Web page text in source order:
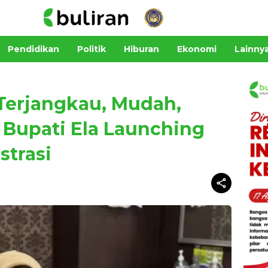
Pendidikan Politik Hiburan Ekonomi
Mudah,
Ela Launching